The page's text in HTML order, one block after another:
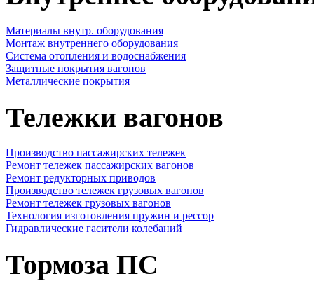
Материалы внутр. оборудования
Монтаж внутреннего оборудования
Cистема отопления и водоснабжения
Защитные покрытия вагонов
Металлические покрытия
Тележки вагонов
Производство пассажирских тележек
Ремонт тележек пассажирских вагонов
Ремонт редукторных приводов
Производство тележек грузовых вагонов
Ремонт тележек грузовых вагонов
Технология изготовления пружин и рессор
Гидравлические гасители колебаний
Тормоза ПС